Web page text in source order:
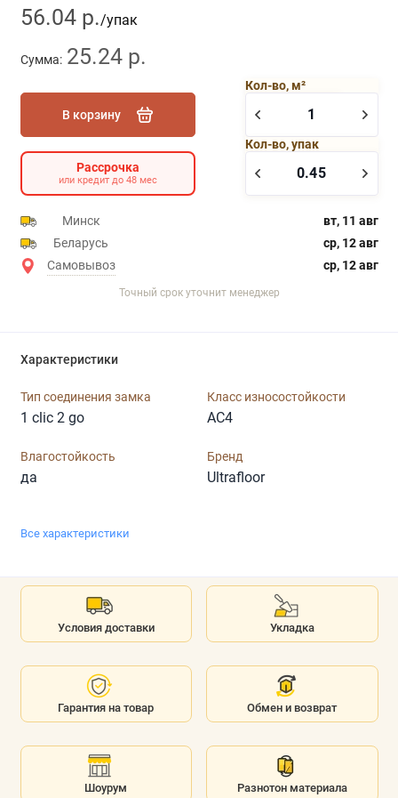
56.04 р./упак
Сумма: 25.24 р.
В корзину
Кол-во, м²
Кол-во, упак
Рассрочка
или кредит до 48 мес
Минск
вт, 11 авг
Беларусь
ср, 12 авг
Самовывоз
ср, 12 авг
Точный срок уточнит менеджер
Характеристики
Тип соединения замка
1 clic 2 go
Класс износостойкости
AC4
Влагостойкость
да
Бренд
Ultrafloor
Все характеристики
Условия доставки Укладка
Гарантия на товар Обмен и возврат
Шоурум Разнотон материала